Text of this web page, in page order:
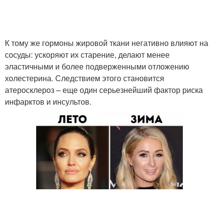
К тому же гормоны жировой ткани негативно влияют на
сосуды: ускоряют их старение, делают менее
эластичными и более подверженными отложению
холестерина. Следствием этого становится
атеросклероз – еще один серьезнейший фактор риска
инфарктов и инсультов.